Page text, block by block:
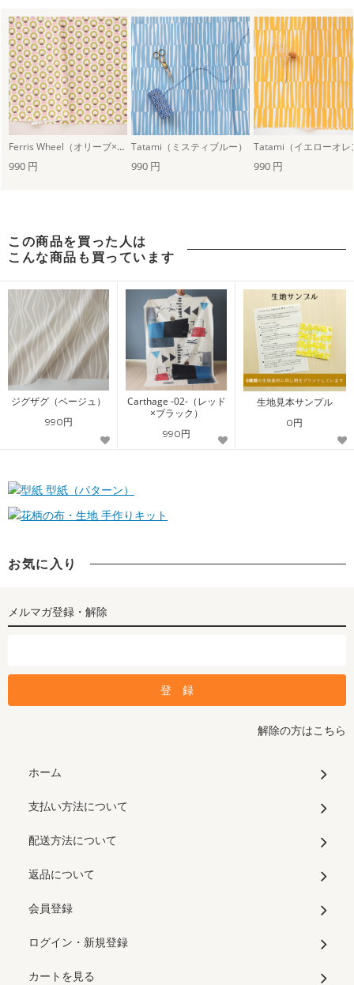
Ferris Wheel（オリーブ×コーラルピンク） Tatami（ミスティブルー）
990 円 990 円 990 円
この商品を買った人は
こんな商品も買っています
ジグザグ（ベージュ）
990円
Carthage -02-（レッド
×ブラック）
990円
生地見本サンプル
0円
型紙（パターン）
手作りキット
お気に入り
メルマガ登録・解除
解除の方はこちら
ホーム
支払い方法について
配送方法について
返品について
会員登録
ログイン・新規登録
カートを見る